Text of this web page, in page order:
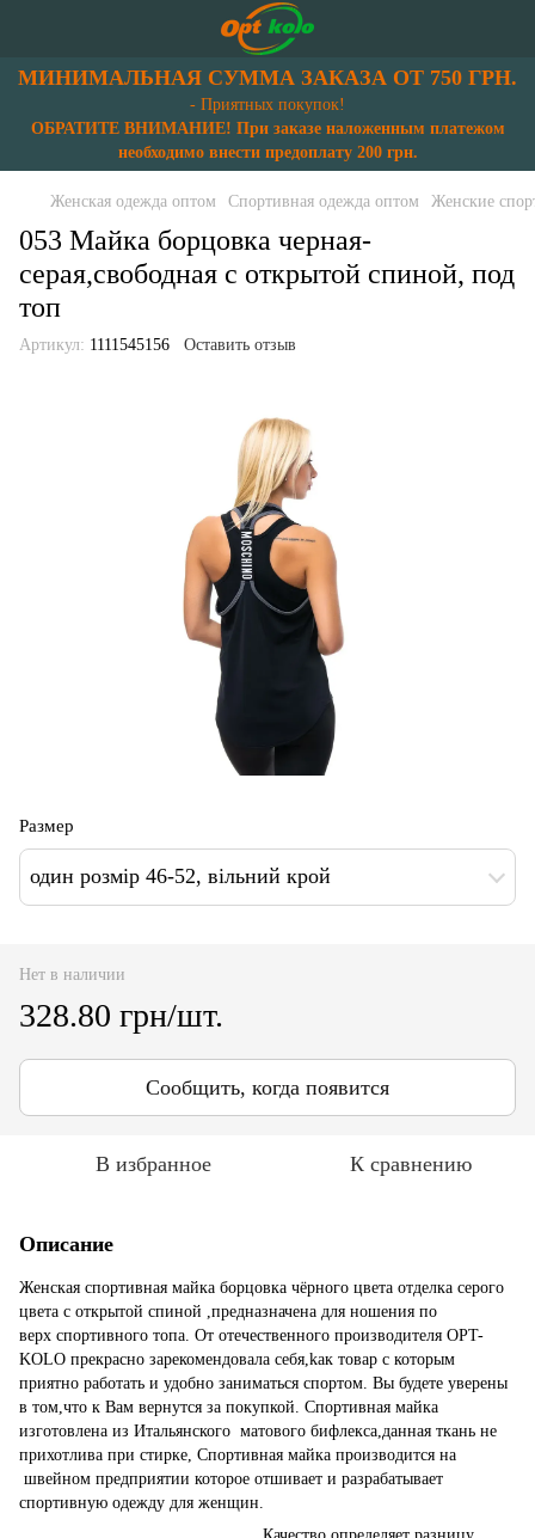
МИНИМАЛЬНАЯ СУММА ЗАКАЗА ОТ 750 ГРН.
- Приятных покупок!
ОБРАТИТЕ ВНИМАНИЕ! При заказе наложенным платежом
необходимо внести предоплату 200 грн.
Женская одежда оптом Спортивная одежда оптом Женские
053 Майка борцовка черная-
серая,свободная с открытой спиной, под
топ
Артикул: 1111545156 Оставить отзыв
Размер
один розмір 46-52, вільний крой
Нет в наличии
328.80 грн/шт.
Сообщить, когда появится
В избранное К сравнению
Описание
Женская спортивная майка борцовка чёрного цвета отделка серого
цвета с открытой спиной ,предназначена для ношения по
верх спортивного топа. От отечественного производителя OPT-
KOLO прекрасно зарекомендовала себя,kак товар с которым
приятно работать и удобно заниматься спортом. Вы будeте уверены
в том,что к Вам вернутся за покупкой. Спортивная майка
изготовлена из Итальянского матового бифлекса,данная ткань не
прихотлива при стирке, Спортивная майка производится на
швейном предприятии которое отшивает и разрабатывает
спортивную одежду для женщин.